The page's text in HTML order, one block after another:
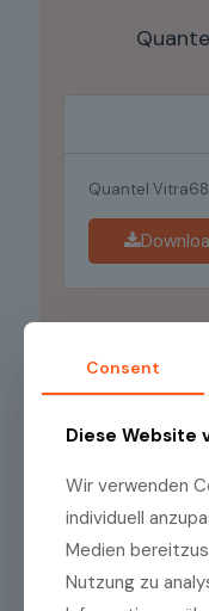
Quantel
Consent
Diese Website
Wir verwenden
individuell
Medien
Nutzung zu